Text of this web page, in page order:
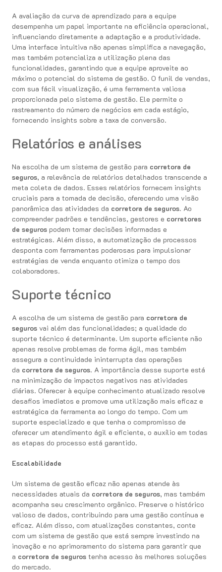
A avaliação da curva de aprendizado para a equipe
desempenha um papel importante na eficiência operacional,
influenciando diretamente a adaptação e a produtividade.
Uma interface intuitiva não apenas simplifica a navegação,
mas também potencializa a utilização plena das
funcionalidades, garantindo que a equipe aproveite ao
máximo o potencial do sistema de gestão. O funil de vendas,
com sua fácil visualização, é uma ferramenta valiosa
proporcionada pelo sistema de gestão. Ele permite o
rastreamento do número de negócios em cada estágio,
fornecendo insights sobre a taxa de conversão.
Relatórios e análises
Na escolha de um sistema de gestão para corretora de
seguros, a relevância de relatórios detalhados transcende a
meta coleta de dados. Esses relatórios fornecem insights
cruciais para a tomada de decisão, oferecendo uma visão
panorâmica das atividades da corretora de seguros. Ao
compreender padrões e tendências, gestores e corretores
de seguros podem tomar decisões informadas e
estratégicas. Além disso, a automatização de processos
desponta com ferramentas poderosas para impulsionar
estratégias de venda enquanto otimiza o tempo dos
colaboradores.
Suporte técnico
A escolha de um sistema de gestão para corretora de
seguros vai além das funcionalidades; a qualidade do
suporte técnico é determinante. Um suporte eficiente não
apenas resolve problemas de forma ágil, mas também
assegura a continuidade ininterrupta das operações
da corretora de seguros. A importância desse suporte está
na minimização de impactos negativos nas atividades
diárias. Oferecer à equipe conhecimento atualizado resolve
desafios imediatos e promove uma utilização mais eficaz e
estratégica da ferramenta ao longo do tempo. Com um
suporte especializado e que tenha o compromisso de
oferecer um atendimento ágil e eficiente, o auxílio em todas
as etapas do processo está garantido.
Escalabilidade
Um sistema de gestão eficaz não apenas atende às
necessidades atuais da corretora de seguros, mas também
acompanha seu crescimento orgânico. Preserve o histórico
valioso de dados, contribuindo para uma gestão contínua e
eficaz. Além disso, com atualizações constantes, conte
com um sistema de gestão que está sempre investindo na
inovação e no aprimoramento do sistema para garantir que
a corretora de seguros tenha acesso às melhores soluções
do mercado.